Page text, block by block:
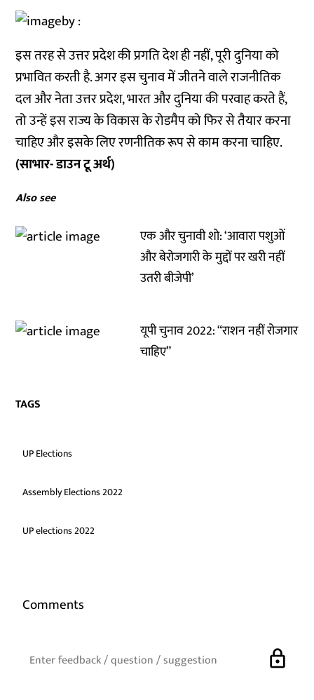
इस तरह से उत्तर प्रदेश की प्रगति देश ही नहीं, पूरी दुनिया को
प्रभावित करती है. अगर इस चुनाव में जीतने वाले राजनीतिक
दल और नेता उत्तर प्रदेश, भारत और दुनिया की परवाह करते हैं,
तो उन्हें इस राज्य के विकास के रोडमैप को फिर से तैयार करना
चाहिए और इसके लिए रणनीतिक रूप से काम करना चाहिए.
(साभार- डाउन टू अर्थ)
Also see
एक और चुनावी शो: ‘आवारा पशुओं
और बेरोजगारी के मुद्दों पर खरी नहीं
उतरी बीजेपी’
यूपी चुनाव 2022: “राशन नहीं रोजगार
चाहिए”
TAGS
UP Elections
Assembly Elections 2022
UP elections 2022
Comments
lock